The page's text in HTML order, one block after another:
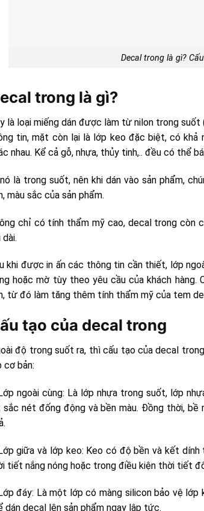
Decal trong là gì?
trong là gì?
là loại miếng dán được làm từ nilon trong
tin, mặt còn lại là lớp keo đặc biệt, có khả
nhau. Kể cả gỗ, nhựa, thủy tinh,.. đều có thể
là trong suốt, nên khi dán vào sản phẩm,
màu sắc của sản phẩm.
chỉ có tính thẩm mỹ cao, decal trong còn
dài.
khi được in ấn các thông tin cần thiết, lớp
hoặc mờ tùy theo yêu cầu của khách
từ đó làm tăng thêm tính thẩm mỹ của tem
tạo của decal trong
độ trong suốt ra, thì cấu tạo của decal
cơ bản:
ngoài cùng: Là lớp nhựa trong suốt, lớp
sắc nét đống động và bền màu. Đồng thời,
giữa và lớp keo: Keo có độ bền và kết
tiết nắng nóng hoặc trong điều kiện thời tiết
đáy: Là một lớp có màng silicon bảo vệ
dán decal lên sản phẩm ngay lập tức.